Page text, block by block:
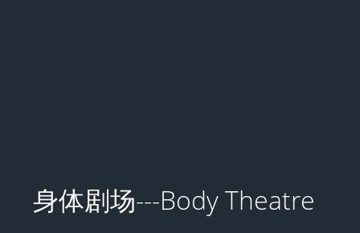
身体剧场---Body Theatre